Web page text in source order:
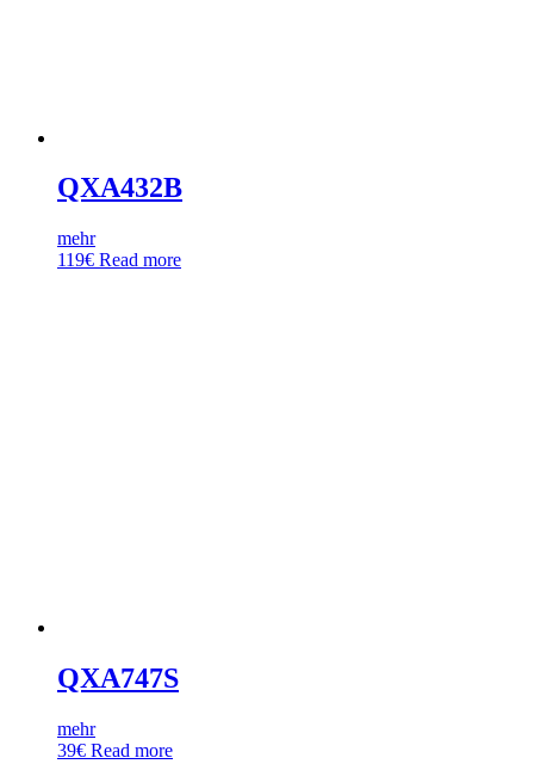
QXA432B
mehr
119€ Read more
QXA747S
mehr
39€ Read more